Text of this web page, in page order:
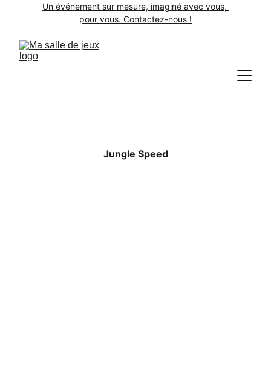
Un événement sur mesure, imaginé avec vous,
pour vous. Contactez-nous !
Jungle Speed